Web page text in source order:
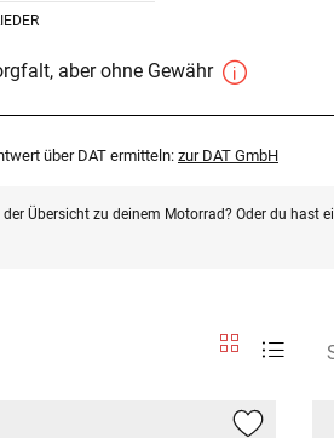
aber ohne Gewähr
über DAT ermitteln: zur DAT GmbH
Übersicht zu deinem Motorrad? Oder du hast